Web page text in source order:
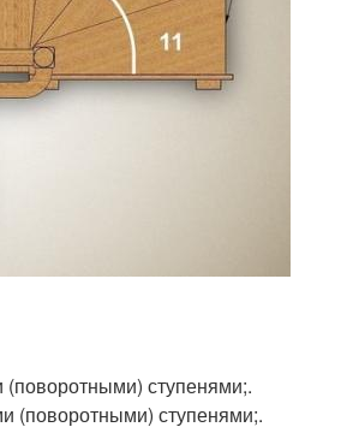
ступенями;.
(поворотными) ступенями;.